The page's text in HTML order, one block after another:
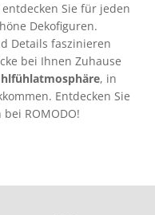
Sie für jeden
Dekofiguren.
Details faszinieren
bei Ihnen Zuhause
, in
Entdecken Sie
ROMODO!